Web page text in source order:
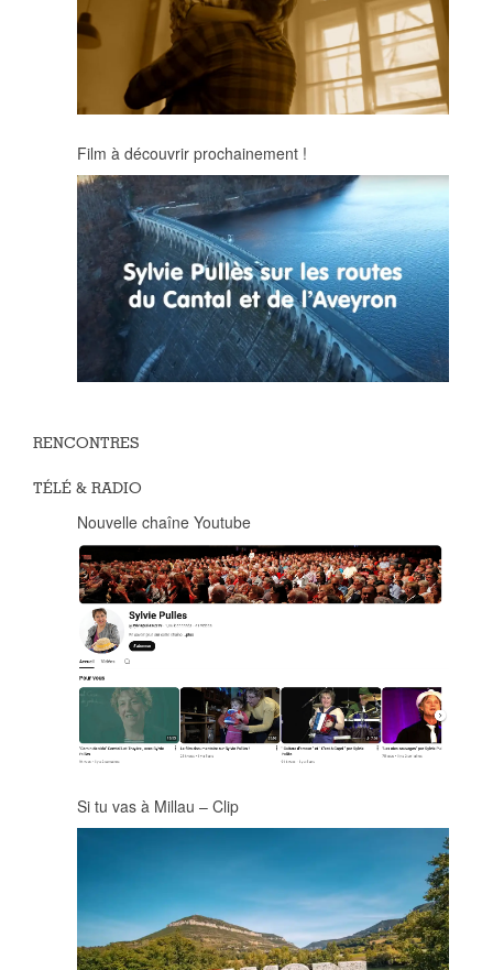
Film à découvrir prochainement !
RENCONTRES
TÉLÉ & RADIO
Nouvelle chaîne Youtube
Si tu vas à Millau – Clip